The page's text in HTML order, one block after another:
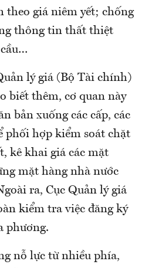
theo giá niêm yết; chống
thông tin thất thiệt
lý giá (Bộ Tài chính)
biết thêm, cơ quan này
bản xuống các cấp, các
phối hợp kiểm soát chặt
kê khai giá các mặt
mặt hàng nhà nước
ra, Cục Quản lý giá
kiểm tra việc đăng ký
phương.
nỗ lực từ nhiều phía,